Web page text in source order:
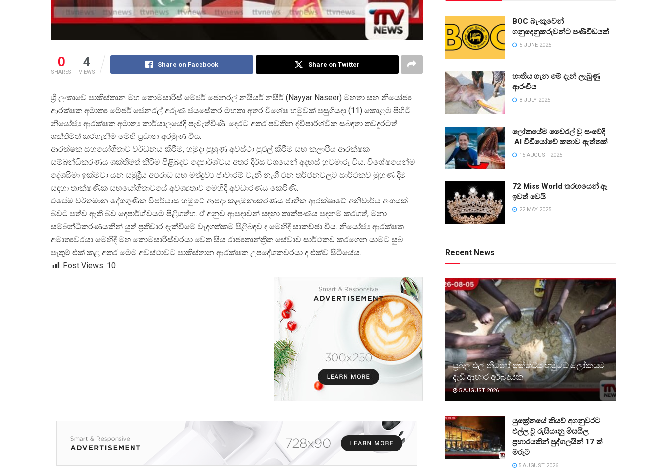
0
SHARES
4
VIEWS
Share on Facebook Share on Twitter
ශ් රී ලංකාවේ පාකිස්තාන මහ කොමසාරිස් මේජර් ජෙනරල් නයියර් නසීර් (Nayyar Naseer) මහතා සහ නියෝජ්
ආරක්ෂක අමාත් ය මේජර් ජෙනරල් අරුණ ජයසේකර මහතා අතර විශේෂ හමුවක් පසුගියදා (11) කොළඹ පිහිටි
නියෝජ් ය ආරක්ෂක අමාත් ය කාර්යාලයේදී පැවැත්විණි. දෙරට අතර පවතින ද්විපාර්ශ්වික සබඳතා තවදුරටත්
ශක්තිමත් කරගැනීම මෙහි ප්රධාන අරමුණ විය.
ආරක්ෂක සහයෝගීතාව වර්ධනය කිරීම, හමුදා පුහුණු අවස්ථා පුළුල් කිරීම සහ කලාපීය ආරක්ෂක
සම්බන්ධීකරණය ශක්තිමත් කිරීම පිළිබඳව දෙපාර්ශ්වය අතර දීර්ඝ වශයෙන් අදහස් හුවමාරු විය. විශේෂයෙන්ම
දේශසීමා ඉක්මවා යන සමුද්රීය අපරාධ සහ මත්ද්රව් ය ජාවාරම් වැනි නැගී එන තර්ජනවලට සාර්ථකව මුහුණ දීම
සඳහා තාක්ෂණික සහයෝගීතාවයේ අවශ්යතාව මෙහිදී අවධාරණය කෙරිණි.
එසේම වර්තමාන දේශගුණික විපර්යාස හමුවේ ආපදා කළමනාකරණය ජාතික ආරක්ෂාවේ අනිවාර්ය අංගයක්
බවට පත්ව ඇති බව දෙපාර්ශ්වයම පිළිගත්හ. ඒ අනුව ආපදාවන් සඳහා තාක්ෂණය පදනම් කරගත්, මනා
සම්බන්ධීකරණයකින් යුත් ප්රතිචාර දැක්වීමේ වැදගත්කම පිළිබඳව ද මෙහිදී සාකච්ඡා විය. නියෝජ් ය ආරක්ෂක
අමාත්යවරයා මෙහිදී මහ කොමසාරිස්වරයා වෙත සිය රාජ්යතාන්ත්රික සේවාව සාර්ථකව කරගෙන යාමට සුබ
පැතුම් එක් කළ අතර මෙම අවස්ථාවට පාකිස්තාන ආරක්ෂක උපදේශකවරයා ද එක්ව සිටියේය.
Post Views: 10
BOC බැංකුවෙන්
ගනුදෙනුකරුවන්ට පණිවිඩයක්
5 JUNE 2025
භාතිය ගැන මේ දැන් ලැබුණු
ආරංචිය
8 JULY 2025
ලෝකයේම වෛරල් වූ සංවේදී
AI වීඩියෝවේ කතාව ඇත්තක්
15 AUGUST 2025
72 Miss World තරඟයෙන් ඈ
ඉවත් වෙයි
22 MAY 2025
Recent News
ප්‍රබල එල් නීනෝ තත්ත්වය හමුවේ ලෝකයට
දැඩි ආහාර අර්බුදයක
5 AUGUST 2026
යුක්‍රේනයේ කියව් අගනුවරට
එල්ල වූ රුසියානු මිසයිල
ප්‍රහාරයකින් පුද්ගලයින් 17 ක්
මරුට
5 AUGUST 2026